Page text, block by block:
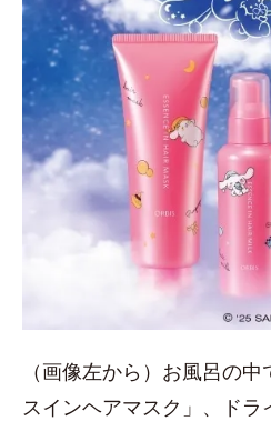
（画像左から）お風呂の
スインヘアマスク」、ド